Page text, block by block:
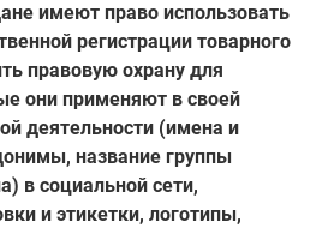
имеют право использовать
регистрации товарного
правовую охрану для
они применяют в своей
деятельности (имена и
название группы
в социальной сети,
и этикетки, логотипы,